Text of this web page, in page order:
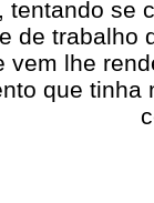
tentando se
de trabalho
vem lhe
que tinha